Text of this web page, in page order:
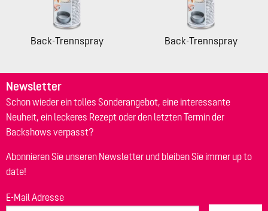
Back-Trennspray Back-Trennspray
Newsletter
Schon wieder ein tolles Sonderangebot, eine interessante
Neuheit, ein leckeres Rezept oder den letzten Termin der
Backshows verpasst?
Abonnieren Sie unseren Newsletter und bleiben Sie immer up to
date!
E-Mail Adresse